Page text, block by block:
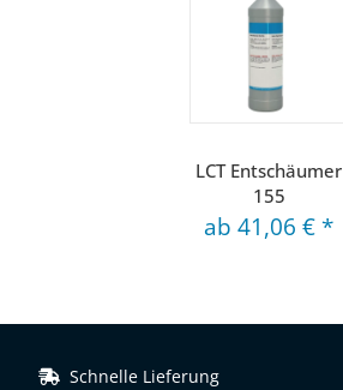
LCT Entschäumer
155
ab 41,06 € *
Schnelle Lieferung